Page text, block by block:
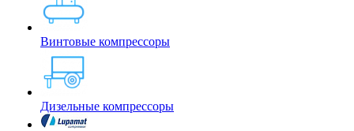
Винтовые компрессоры
Дизельные компрессоры